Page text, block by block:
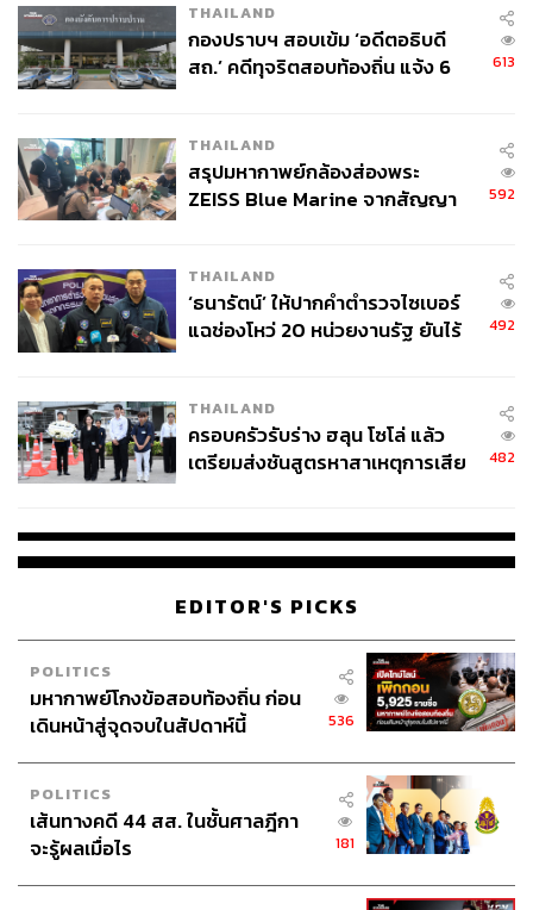
THAILAND
กองปราบฯ สอบเข้ม ‘อดีตอธิบดี
สถ.’ คดีทุจริตสอบท้องถิ่น แจ้ง 6
613
THAILAND
สรุปมหากาพย์กล้องส่องพระ
ZEISS Blue Marine จากสัญญา
จ่ายหนี้-แอบระบุแบรนด์
592
THAILAND
‘ธนารัตน์’ ให้ปากคำตำรวจไซเบอร์
แฉช่องโหว่ 20 หน่วยงานรัฐ ยันไร้
492
THAILAND
ครอบครัวรับร่าง ฮลุน โซโล่ แล้ว
เตรียมส่งชันสูตรหาสาเหตุการเสีย
482
EDITOR'S PICKS
POLITICS
มหากาพย์โกงข้อสอบท้องถิ่น ก่อน
เดินหน้าสู่จุดจบในสัปดาห์นี้
536
POLITICS
เส้นทางคดี 44 สส. ในชั้นศาลฎีกา
จะรู้ผลเมื่อไร
181